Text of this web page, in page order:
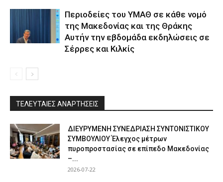
Περιοδείες του ΥΜΑΘ σε κάθε νομό
της Μακεδονίας και της Θράκης
Αυτήν την εβδομάδα εκδηλώσεις σε
Σέρρες και Κιλκίς
ΤΕΛΕΥΤΑΙΕΣ ΑΝΑΡΤΗΣΕΙΣ
ΔΙΕΥΡΥΜΕΝΗ ΣΥΝΕΔΡΙΑΣΗ ΣΥΝΤΟΝΙΣΤΙΚΟΥ
ΣΥΜΒΟΥΛΙΟΥ Έλεγχος μέτρων
πυροπροστασίας σε επίπεδο Μακεδονίας
–...
2026-07-22